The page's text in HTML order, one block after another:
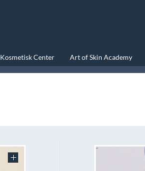
Kosmetisk Center Art of Skin Academy